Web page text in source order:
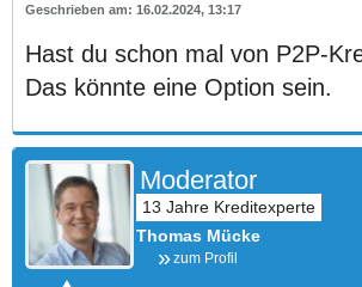
16.02.2024, 13:17
Hast du schon mal von P2P-
Das könnte eine Option sein.
Moderator
Thomas Mücke
zum Profil